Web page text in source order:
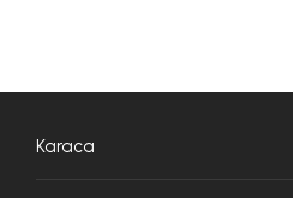
Karaca